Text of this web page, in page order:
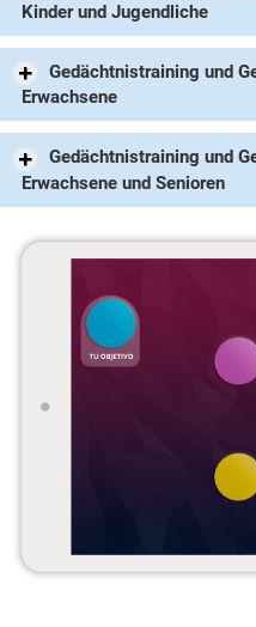
Kinder und Jugendliche
Gedächtnistraining und
Erwachsene
Gedächtnistraining und
Erwachsene und Senioren